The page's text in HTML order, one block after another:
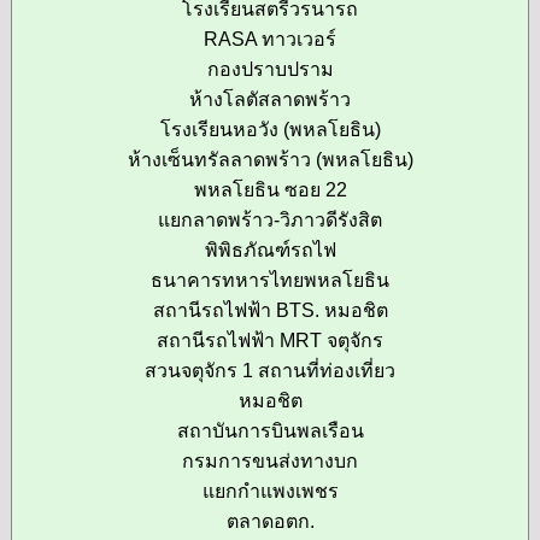
โรงเรียนสตรีวรนารถ
RASA ทาวเวอร์
กองปราบปราม
ห้างโลตัสลาดพร้าว
โรงเรียนหอวัง (พหลโยธิน)
ห้างเซ็นทรัลลาดพร้าว (พหลโยธิน)
พหลโยธิน ซอย 22
แยกลาดพร้าว-วิภาวดีรังสิต
พิพิธภัณฑ์รถไฟ
ธนาคารทหารไทยพหลโยธิน
สถานีรถไฟฟ้า BTS. หมอชิต
สถานีรถไฟฟ้า MRT จตุจักร
สวนจตุจักร 1 สถานที่ท่องเที่ยว
หมอชิต
สถาบันการบินพลเรือน
กรมการขนส่งทางบก
แยกกำแพงเพชร
ตลาดอตก.